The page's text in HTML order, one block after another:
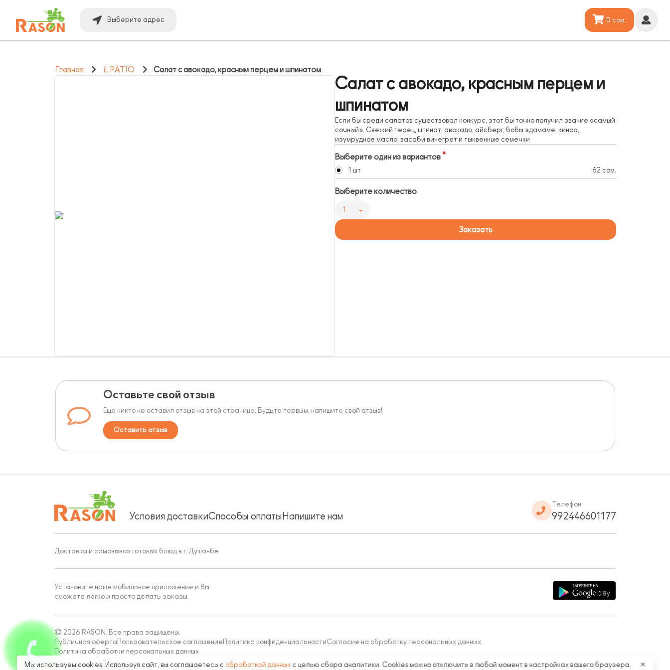
Выберите адрес 0 сом.
Главная iL PATIO Салат с авокадо, красным перцем и шпинатом
Салат с авокадо, красным перцем и
шпинатом
Если бы среди салатов существовал конкурс, этот бы точно получил звание «самый
сочный». Свежий перец, шпинат, авокадо, айсберг, бобы эдамаме, киноа,
изумрудное масло, васаби винегрет и тыквенные семечки
Выберите один из вариантов
1 шт 62 сом.
Выберите количество
1
Заказать
Оставьте свой отзыв
Еще никто не оставил отзыв на этой странице. Будьте первым, напишите свой отзыв!
Оставить отзыв
Условия доставкиСпособы оплатыНапишите нам
Телефон
992446601177
Доставка и самовывоз готовых блюд в г. Душанбе
Установите наше мобильное приложение и Вы
сможете легко и просто делать заказы.
© 2026 RASON. Все права защищены.
Публичная оферта Пользовательское соглашение Политика конфиденциальностиСогласие на обработку персональных данных
Политика обработки персональных данных
Работает на Moba
Мы используем cookies. Используя сайт, вы соглашаетесь с обработкой данных с целью сбора аналитики. Cookies можно отключить в любой момент в настройках вашего браузера. ✕